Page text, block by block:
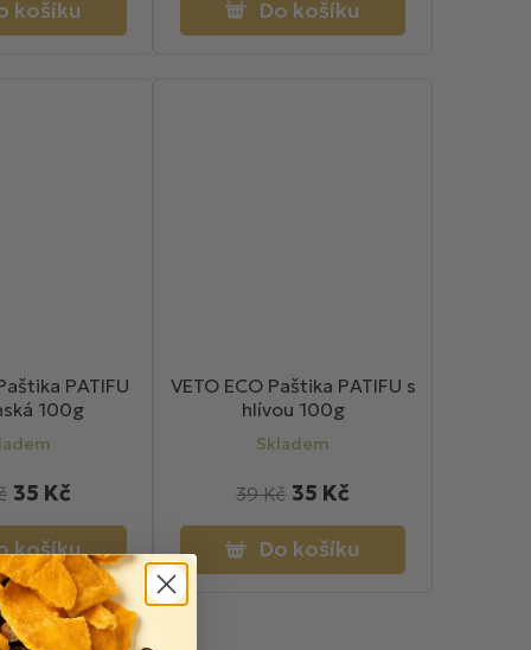
košíku Do košíku
PATIFU
100g
35 Kč
košíku
VETO ECO Paštika PATIFU s
hlívou 100g
Skladem
35 Kč
39 Kč
Do košíku